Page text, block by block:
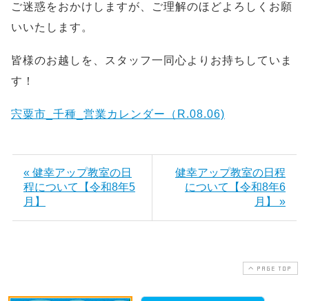
ご迷惑をおかけしますが、ご理解のほどよろしくお願
いいたします。
皆様のお越しを、スタッフ一同心よりお持ちしていま
す！
宍粟市_千種_営業カレンダー（R.08.06)
« 健幸アップ教室の日
程について【令和8年5
月】
健幸アップ教室の日程
について【令和8年6
月】 »
PAGE TOP